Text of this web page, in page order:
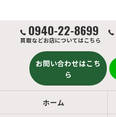
0940-22-8699
買取などお店についてはこちら
お問い合わせはこち
ら
ホーム